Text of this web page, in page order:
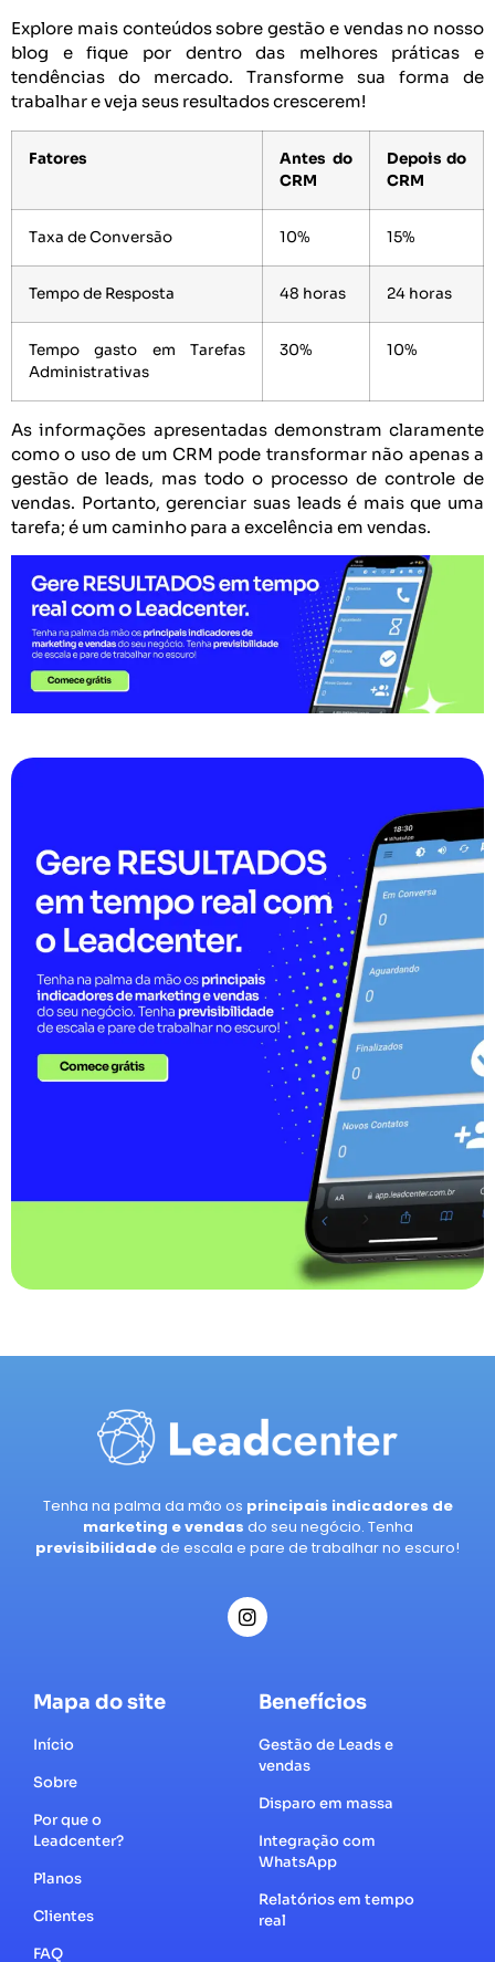
Explore mais conteúdos sobre gestão e vendas no nosso
blog e fique por dentro das melhores práticas e
tendências do mercado. Transforme sua forma de
trabalhar e veja seus resultados crescerem!
Fatores
Antes do
CRM
Depois do
CRM
Taxa de Conversão 10% 15%
Tempo de Resposta 48 horas 24 horas
Tempo gasto em Tarefas
Administrativas
30% 10%
As informações apresentadas demonstram claramente
como o uso de um CRM pode transformar não apenas a
gestão de leads, mas todo o processo de controle de
vendas. Portanto, gerenciar suas leads é mais que uma
tarefa; é um caminho para a excelência em vendas.
Tenha na palma da mão os principais indicadores de
marketing e vendas do seu negócio. Tenha
previsibilidadede escala e pare de trabalhar no escuro!
Mapa do site
Início
Sobre
Por que o
Leadcenter?
Planos
Clientes
FAQ
Benefícios
Gestão de Leads e
vendas
Disparo em massa
Integração com
WhatsApp
Relatórios em tempo
real